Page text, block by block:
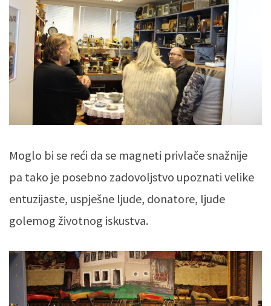
Moglo bi se reći da se magneti privlače snažnije
pa tako je posebno zadovoljstvo upoznati velike
entuzijaste, uspješne ljude, donatore, ljude
golemog životnog iskustva.